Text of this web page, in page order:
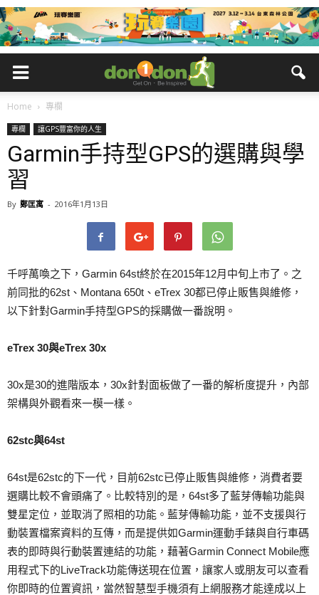
Home 專欄
專欄 讓GPS豐富你的人生
Garmin手持型GPS的選購與學
習
By 鄭匡寓 - 2016年1月13日
千呼萬喚之下，Garmin 64st終於在2015年12月中旬上市了。之
前同批的62st、Montana 650t、eTrex 30都已停止販售與維修，
以下針對Garmin手持型GPS的採購做一番說明。
eTrex 30與eTrex 30x
30x是30的進階版本，30x針對面板做了一番的解析度提升，內部
架構與外觀看來一模一樣。
62stc與64st
64st是62stc的下一代，目前62stc已停止販售與維修，消費者要
選購比較不會頭痛了。比較特別的是，64st多了藍芽傳輸功能與
雙星定位，並取消了照相的功能。藍芽傳輸功能，並不支援與行
動裝置檔案資料的互傳，而是提供如Garmin運動手錶與自行車碼
表的即時與行動裝置連結的功能，藉著Garmin Connect Mobile應
用程式下的LiveTrack功能傳送現在位置，讓家人或朋友可以查看
你即時的位置資訊，當然智慧型手機須有上網服務才能達成以上